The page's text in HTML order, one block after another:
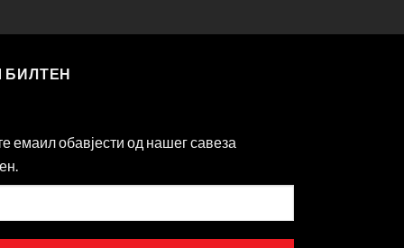
БИЛТЕН
емаил обавјести од нашег савеза